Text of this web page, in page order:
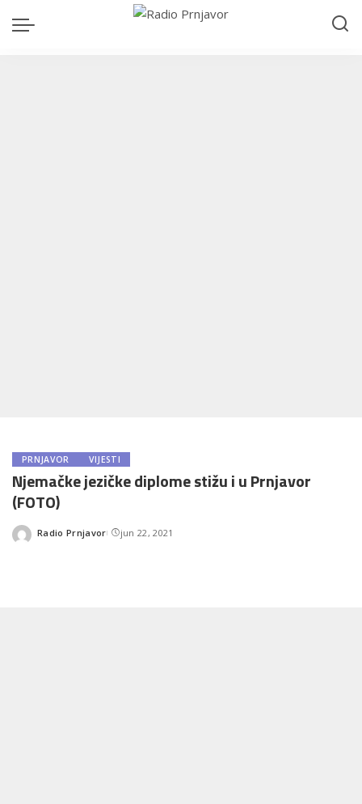
PRNJAVOR VIJESTI
Njemačke jezičke diplome stižu i u Prnjavor
(FOTO)
Posted
Radio Prnjavor jun 22, 2021